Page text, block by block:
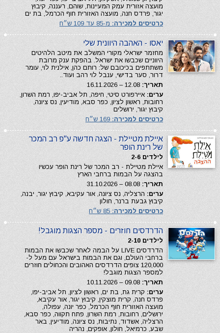
מועצה אזורית עמק המעיינות, שוהם, רעננה, קיבוץ
יגור, פרדס חנה, מועצה האזורית חוף הכרמל, בת ים
כרטיסים למכירה: מ-85 עד 109 ש״ח
יאסו - האהבה היוונית שלי
מחזמר ישראלי מקורי המשלב את מיטב הלהיטים
היווניים שכבשו את ישראל. בהפקת ענק מרובת
משתתפים בכיכובם של: רותם כהן, אילנית לוי, עומר
דרור, סער בדישי, ענבל לוי רהב ועוד..
תאריך:
ערים: איירפורט סיטי, חיפה, תל אביב-יפו, רמת השרון,
רחובות, ראשון לציון, כפר סבא, מודיעין, נס ציונה,
קיבוץ יגור, ירושלים
כרטיסים למכירה:
איילת מטיילת - הצגה חדשה ע"פ רב המכר
של רינת הופר
לילדים 2-6
איילת מטיילת - רב המכר של רינת הופר עכשיו
בהצגה על הבמות ברחבי הארץ
תאריך:
ערים: הרצליה, נס ציונה, אור עקיבא, קיבוץ יגור, יבנה,
קיבוץ גבעת ברנר, חולון
כרטיסים למכירה:
הדרדסים חוזרים - מספר הצגות מוגבל!
לילדים 2-10
הדרדסים LIVE על הבמה לאחר שכבשו את הבמות
ברחבי העולם, וגם את הבמות בישראל עם מעל ל-
120,000 צופים הדרדסים האהובים והכחולים חוזרים
למספר הצגות מוגבל!
תאריך:
ערים: קרית גת, בת ים, ראשון לציון, תל אביב-יפו,
פרדס חנה, קרית מוצקין, קיבוץ יגור, אור עקיבא,
מועצה האזורית חוף הכרמל, כפר יונה, עפולה,
ירושלים, רחובות, רמת השרון, פתח תקווה, כפר סבא,
הרצליה, אשדוד, נתיבות, נס ציונה, מודיעין, באר
שבע, כרמיאל, חולון, אופקים, נהריה